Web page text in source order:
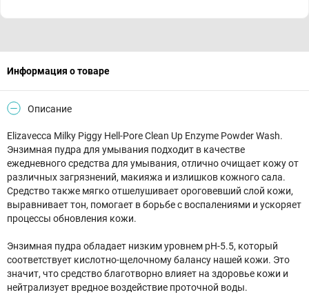
Информация о товаре
Описание
Elizavecca Milky Piggy Hell-Pore Clean Up Enzyme Powder Wash.
Энзимная пудра для умывания подходит в качестве
ежедневного средства для умывания, отлично очищает кожу от
различных загрязнений, макияжа и излишков кожного сала.
Средство также мягко отшелушивает ороговевший слой кожи,
выравнивает тон, помогает в борьбе с воспалениями и ускоряет
процессы обновления кожи.
Энзимная пудра обладает низким уровнем рН-5.5, который
соответствует кислотно-щелочному балансу нашей кожи. Это
значит, что средство благотворно влияет на здоровье кожи и
нейтрализует вредное воздействие проточной воды.